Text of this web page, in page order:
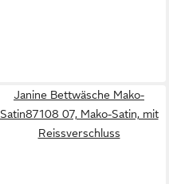
Janine Bettwäsche Mako-
Satin87108 07, Mako-Satin, mit
Reissverschluss